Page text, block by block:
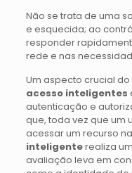
Não se trata de uma
e esquecida; ao
responder
rede e nas
Um aspecto crucial
acesso inteligentes
autenticação e
que, toda vez que um
acessar um recurso
inteligenterealiza
avaliação leva em